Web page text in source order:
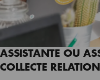
ASSISTANTE OU
COLLECTE